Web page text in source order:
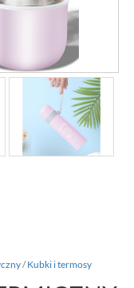
/Kubki i termosy